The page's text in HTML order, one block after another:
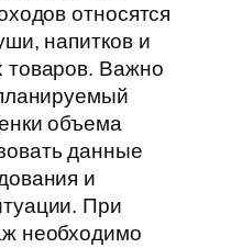
относятся
напитков и
товаров. Важно
объема
данные
и
При
необходимо